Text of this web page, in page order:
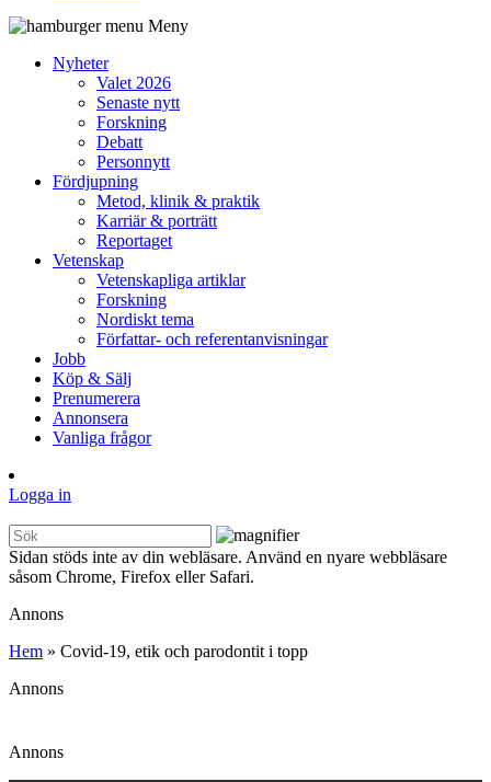
Meny
Nyheter
Valet 2026
Senaste nytt
Forskning
Debatt
Personnytt
Fördjupning
Metod, klinik & praktik
Karriär & porträtt
Reportaget
Vetenskap
Vetenskapliga artiklar
Forskning
Nordiskt tema
Författar- och referentanvisningar
Jobb
Köp & Sälj
Prenumerera
Annonsera
Vanliga frågor
Logga in
Sidan stöds inte av din webläsare. Använd en nyare webbläsare
såsom Chrome, Firefox eller Safari.
Annons
Hem » Covid-19, etik och parodontit i topp
Annons
Annons